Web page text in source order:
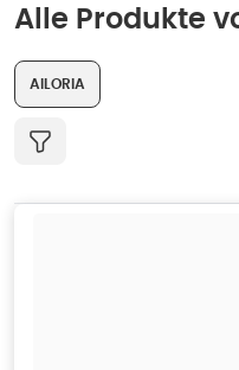
Alle Produkte
AILORIA